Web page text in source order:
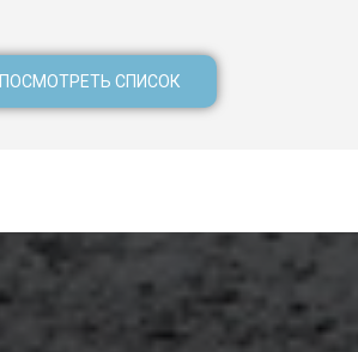
ПОСМОТРЕТЬ СПИСОК